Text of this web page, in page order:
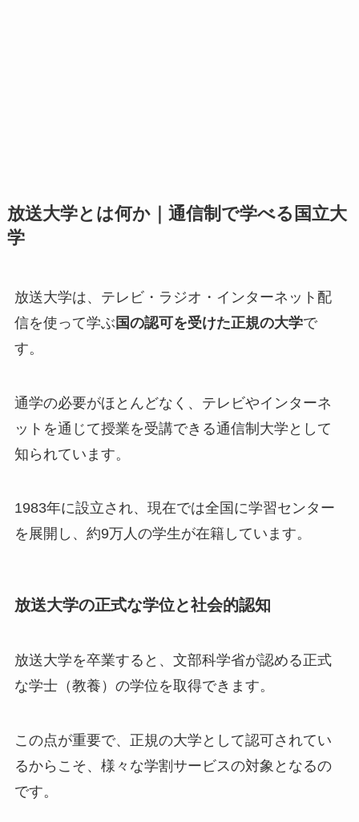
放送大学とは何か｜通信制で学べる国立大
学
放送大学は、テレビ・ラジオ・インターネット配
信を使って学ぶ 国の認可を受けた正規の大学で
す。
通学の必要がほとんどなく、テレビやインターネ
ットを通じて授業を受講できる通信制大学として
知られています。
1983年に設立され、現在では全国に学習センター
を展開し、約9万人の学生が在籍しています。
放送大学の正式な学位と社会的認知
放送大学を卒業すると、文部科学省が認める正式
な学士（教養）の学位を取得できます。
この点が重要で、正規の大学として認可されてい
るからこそ、様々な学割サービスの対象となるの
です。